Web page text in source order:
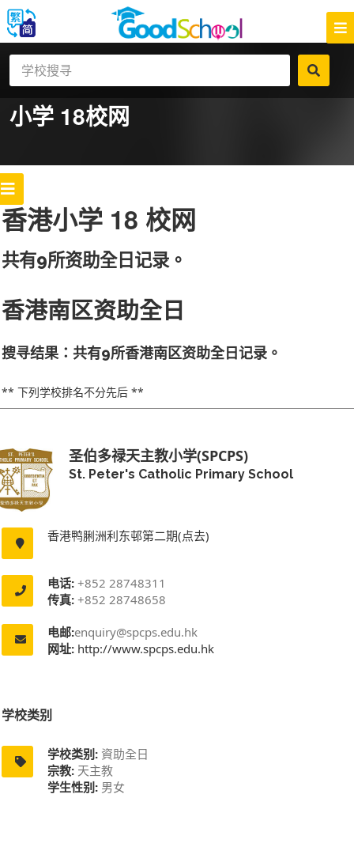
小学 18校网
香港小学 18 校网
共有9所资助全日记录。
香港南区资助全日
搜寻结果：共有9所香港南区资助全日记录。
** 下列学校排名不分先后 **
圣伯多禄天主教小学(SPCPS)
St. Peter's Catholic Primary School
香港鸭脷洲利东邨第二期(点去)
电话: +852 28748311
传真: +852 28748658
电邮:enquiry@spcps.edu.hk
网址: http://www.spcps.edu.hk
学校类别
学校类别: 資助全日
宗教: 天主教
学生性别: 男女